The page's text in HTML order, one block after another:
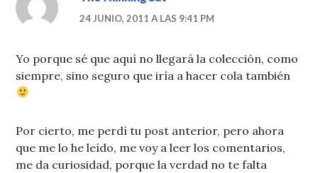
24 JUNIO, 2011 A LAS 9:41 PM
Yo porque sé que aquí no llegará la colección, como
siempre, sino seguro que iría a hacer cola también
Por cierto, me perdí tu post anterior, pero ahora
que me lo he leído, me voy a leer los comentarios,
me da curiosidad, porque la verdad no te falta